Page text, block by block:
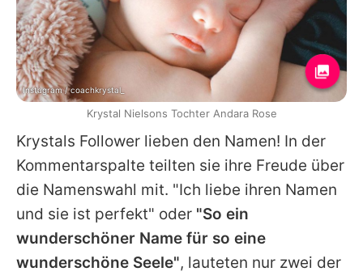
Krystals Follower lieben den Namen! In der
Kommentarspalte teilten sie ihre Freude über
die Namenswahl mit. "Ich liebe ihren Namen
und sie ist perfekt" oder "So ein
wunderschöner Name für so eine
wunderschöne Seele", lauteten nur zwei der
Instagram / coachkrystal_
Krystal Nielsons Tochter Andara Rose